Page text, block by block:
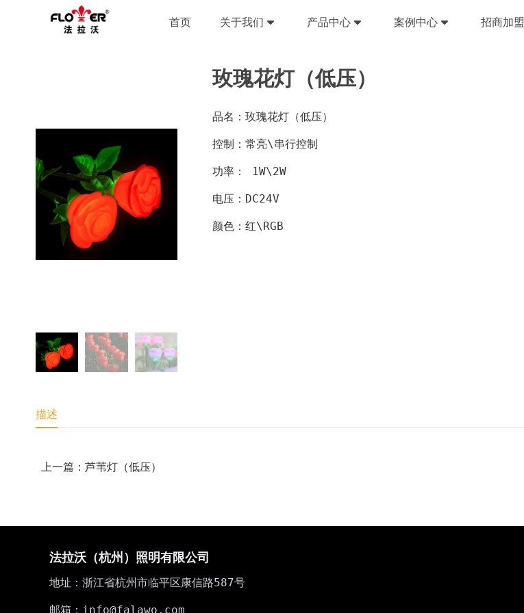
首页 关于我们 产品中心 案例中心 招商加盟
玫瑰花灯（低压）
品名：玫瑰花灯（低压）
控制：常亮\串行控制
功率： 1W\2W
电压：DC24V
颜色：红\RGB
描述
上一篇：芦苇灯（低压）
法拉沃（杭州）照明有限公司
地址：浙江省杭州市临平区康信路587号
邮箱：info@falawo.com